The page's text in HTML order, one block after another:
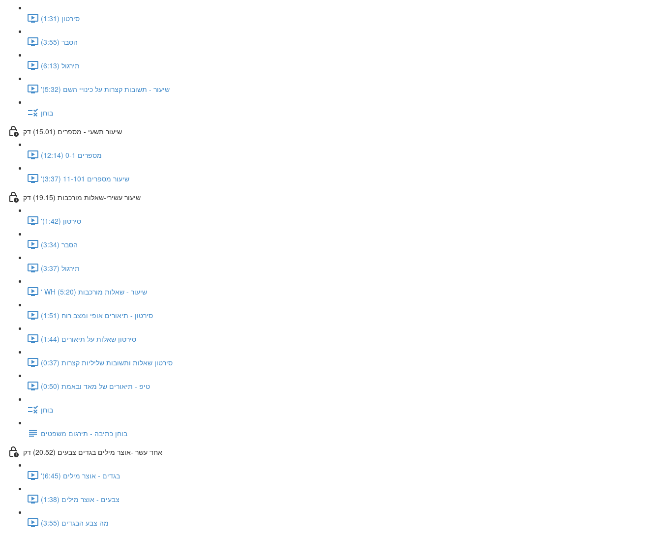
סירטון (1:31)
הסבר (3:55)
תירגול (6:13)
'שיעור - תשובות קצרות על כינויי השם (5:32)
בוחן
שיעור תשעי - מספרים (15.01) דק
מספרים 0-1 (12:14)
'שיעור מספרים 11-101 (3:37)
שיעור עשירי-שאלות מורכבות (19.15) דק
'סירטון (1:42)
הסבר (3:34)
תירגול (3:37)
' WH שיעור - שאלות מורכבות (5:20)
סירטון - תיאורים אופי ומצב רוח (1:51)
סירטון שאלות על תיאורים (1:44)
סירטון שאלות ותשובות שליליות קצרות (0:37)
טיפ - תיאורים של מאד ובאמת (0:50)
בוחן
בוחן כתיבה - תירגום משפטים
אחד עשר -אוצר מילים בגדים צבעים (20.52) דק
'בגדים - אוצר מילים (6:45)
צבעים - אוצר מילים (1:38)
מה צבע הבגדים (3:55)